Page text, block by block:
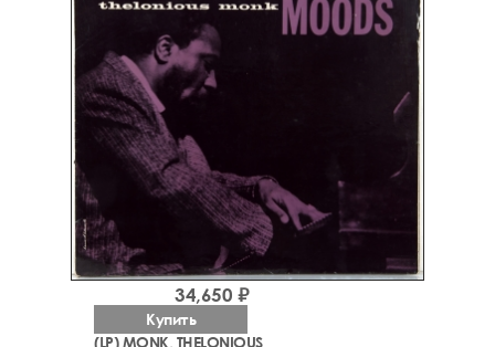
(LP) MONK, THELONIOUS
34,650 ₽
Купить